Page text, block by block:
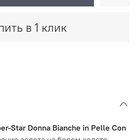
в 1 клик
Star Donna Bianche in Pelle Con